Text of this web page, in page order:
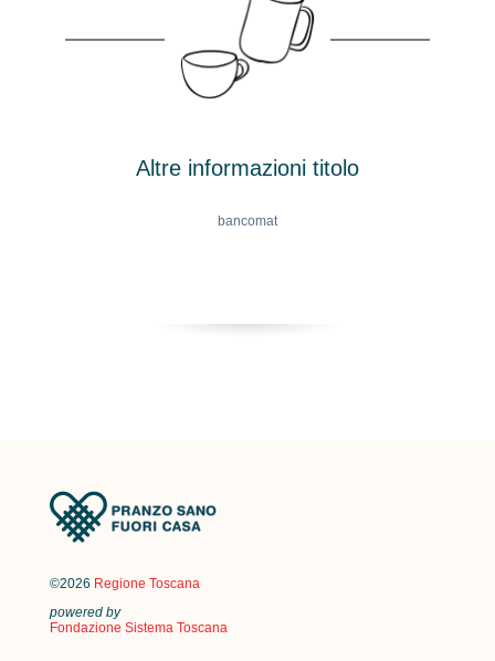
Altre informazioni titolo
bancomat
©2026 Regione Toscana
powered by
Fondazione Sistema Toscana